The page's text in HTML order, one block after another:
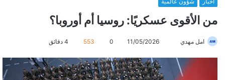
من الأقوى عسكريًا: روسيا أم أوروبا؟
امل مهدي 11/05/2026
0
553